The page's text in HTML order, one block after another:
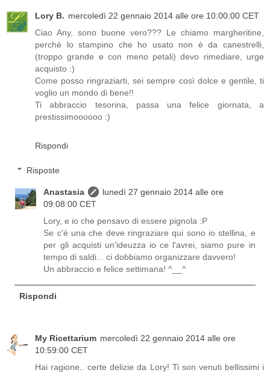
Lory B. mercoledì 22 gennaio 2014 alle ore 10:00:00 CET
Ciao Any, sono buone vero??? Le chiamo margheritine,
perchè lo stampino che ho usato non è da canestrelli,
(troppo grande e con meno petali) devo rimediare, urge
acquisto :)
Come posso ringraziarti, sei sempre così dolce e gentile, ti
voglio un mondo di bene!!
Ti abbraccio tesorina, passa una felice giornata, a
prestissimoooooo :)
Rispondi
Risposte
Anastasia
lunedì 27 gennaio 2014 alle ore
09:08:00 CET
Lory, e io che pensavo di essere pignola :P
Se c'è una che deve ringraziare qui sono io stellina, e
per gli acquisti un'ideuzza io ce l'avrei, siamo pure in
tempo di saldi... ci dobbiamo organizzare davvero!
Un abbraccio e felice settimana! ^__^
Rispondi
My Ricettarium mercoledì 22 gennaio 2014 alle ore
10:59:00 CET
Hai ragione.. certe delizie da Lory! Ti son venuti bellissimi i